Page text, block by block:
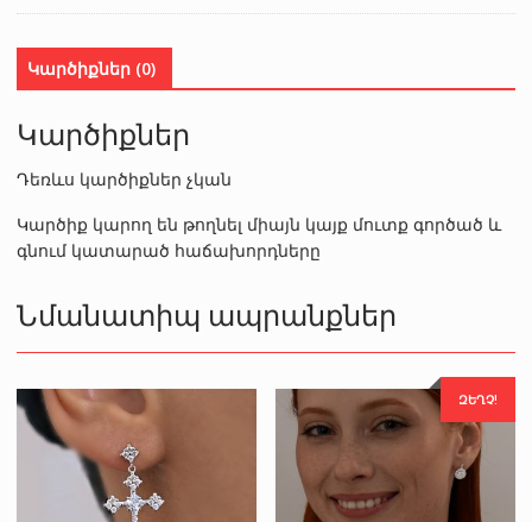
Կարծիքներ (0)
Կարծիքներ
Դեռևս կարծիքներ չկան
Կարծիք կարող են թողնել միայն կայք մուտք գործած և
գնում կատարած հաճախորդները
Նմանատիպ ապրանքներ
ԶԵՂՉ!